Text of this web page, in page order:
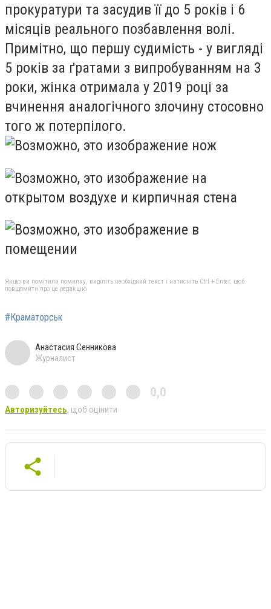
прокуратури та засудив її до 5 років і 6
місяців реального позбавлення волі.
Примітно, що першу судимість - у вигляді
5 років за ґратами з випробуванням на 3
роки, жінка отримала у 2019 році за
вчинення аналогічного злочину стосовно
того ж потерпілого.
Якщо ви помітили помилку, виділіть необхідний текст і натисніть Ctrl + Enter, щоб
повідомити про це редакцію
#Краматорськ
Анастасия Сенникова
Журналист
0,0
Авторизуйтесь, щоб оцінити